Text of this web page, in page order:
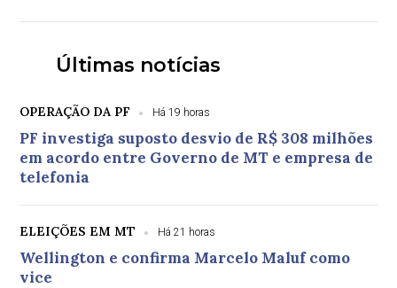
Últimas notícias
OPERAÇÃO DA PF Há 19 horas
PF investiga suposto desvio de R$ 308 milhões
em acordo entre Governo de MT e empresa de
telefonia
ELEIÇÕES EM MT Há 21 horas
Wellington e confirma Marcelo Maluf como
vice